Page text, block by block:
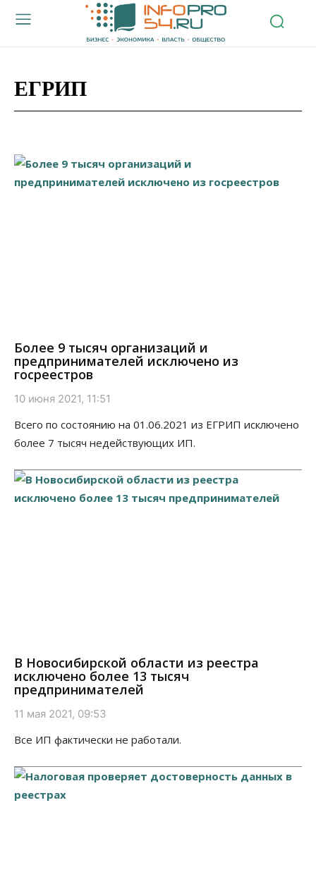
ЕГРИП
Более 9 тысяч организаций и
предпринимателей исключено из
госреестров
10 июня 2021, 11:51
Всего по состоянию на 01.06.2021 из ЕГРИП исключено
более 7 тысяч недействующих ИП.
В Новосибирской области из реестра
исключено более 13 тысяч
предпринимателей
11 мая 2021, 09:53
Все ИП фактически не работали.